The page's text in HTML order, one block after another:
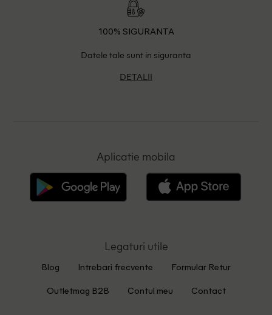
100% SIGURANTA
Datele tale sunt in siguranta
DETALII
Aplicatie mobila
Legaturi utile
Blog Intrebari frecvente Formular Retur
Outletmag B2B Contul meu Contact